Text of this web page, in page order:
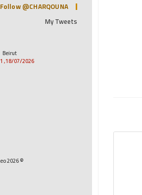
Follow @CHARQOUNA
My Tweets
Beirut
18/07/2026, 3:21 ص
© 2026 Powered by Open-Meteo